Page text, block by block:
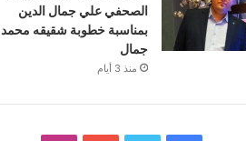
الصحفي علي جمال الدين
بمناسبة خطوبة شقيقه محمد
جمال
منذ 3 أيام